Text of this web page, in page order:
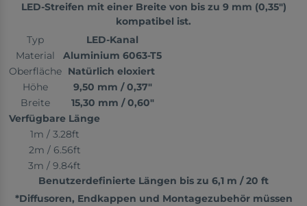
LED-Streifen mit einer Breite von bis zu 9 mm (0,35")
kompatibel ist.
Typ
LED-Kanal
Material
Aluminium 6063-T5
Oberfläche Natürlich eloxiert
Höhe
9,50 mm / 0,37"
Breite
15,30 mm / 0,60"
Verfügbare Länge
1m / 3.28ft
2m / 6.56ft
3m / 9.84ft
Benutzerdefinierte Längen bis zu 6,1 m / 20 ft
*Diffusoren, Endkappen und Montagezubehör müssen